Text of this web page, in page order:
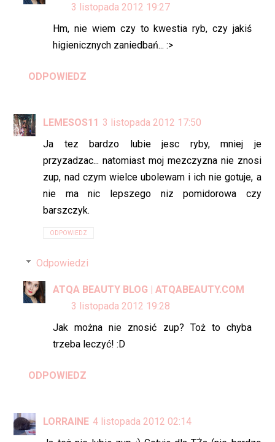
3 listopada 2012 19:27
Hm, nie wiem czy to kwestia ryb, czy jakiś
higienicznych zaniedbań... :>
ODPOWIEDZ
LEMESOS11 3 listopada 2012 17:50
Ja tez bardzo lubie jesc ryby, mniej je
przyzadzac... natomiast moj mezczyzna nie znosi
zup, nad czym wielce ubolewam i ich nie gotuje, a
nie ma nic lepszego niz pomidorowa czy
barszczyk.
ODPOWIEDZ
Odpowiedzi
ATQA BEAUTY BLOG | ATQABEAUTY.COM
3 listopada 2012 19:28
Jak można nie znosić zup? Toż to chyba
trzeba leczyć! :D
ODPOWIEDZ
LORRAINE 4 listopada 2012 02:14